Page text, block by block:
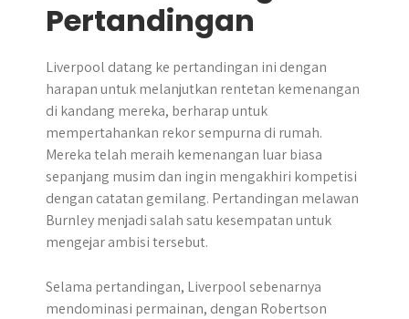
Pertandingan
Liverpool datang ke pertandingan ini dengan
harapan untuk melanjutkan rentetan kemenangan
di kandang mereka, berharap untuk
mempertahankan rekor sempurna di rumah.
Mereka telah meraih kemenangan luar biasa
sepanjang musim dan ingin mengakhiri kompetisi
dengan catatan gemilang. Pertandingan melawan
Burnley menjadi salah satu kesempatan untuk
mengejar ambisi tersebut.
Selama pertandingan, Liverpool sebenarnya
mendominasi permainan, dengan Robertson